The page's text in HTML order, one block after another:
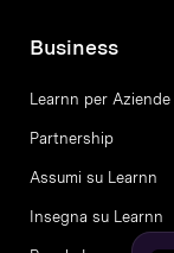
Business
Learnn per Aziende
Partnership
Assumi su Learnn
Insegna su Learnn